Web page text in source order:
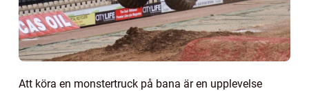
Att köra en monstertruck på bana är en upplevelse